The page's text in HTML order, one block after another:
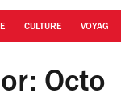
CULTURE VOYAGE
Octo